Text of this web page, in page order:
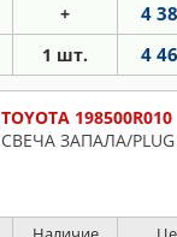
+ 4
1 шт. 4
TOYOTA 198500R010
СВЕЧА ЗАПАЛА/PLUG